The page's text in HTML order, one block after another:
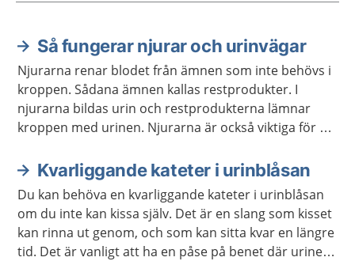
Aktuella artiklar
Så fungerar njurar och urinvägar
Njurarna renar blodet från ämnen som inte behövs i
kroppen. Sådana ämnen kallas restprodukter. I
njurarna bildas urin och restprodukterna lämnar
kroppen med urinen. Njurarna är också viktiga för att
i kroppen.
Kvarliggande kateter i urinblåsan
Du kan behöva en kvarliggande kateter i urinblåsan
om du inte kan kissa själv. Det är en slang som kisset
kan rinna ut genom, och som kan sitta kvar en längre
tid. Det är vanligt att ha en påse på benet där urinen